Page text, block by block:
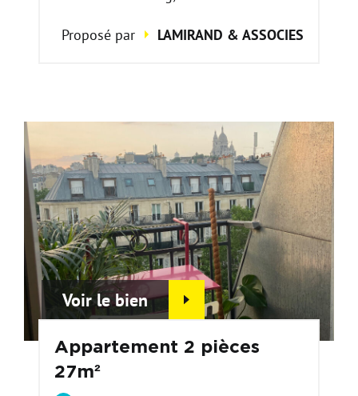
Proposé par LAMIRAND & ASSOCIES
Voir le bien
Appartement 2 pièces
27m²